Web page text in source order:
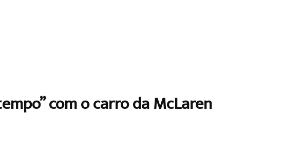
com o carro da McLaren